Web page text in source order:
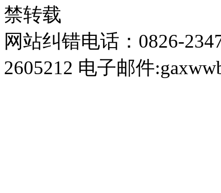
禁转载
网站纠错电话：0826-
2605212 电子邮件